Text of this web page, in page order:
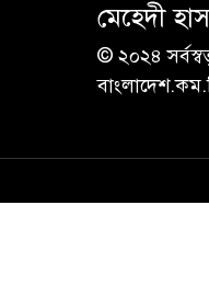
মেহেদী
© ২০২৪